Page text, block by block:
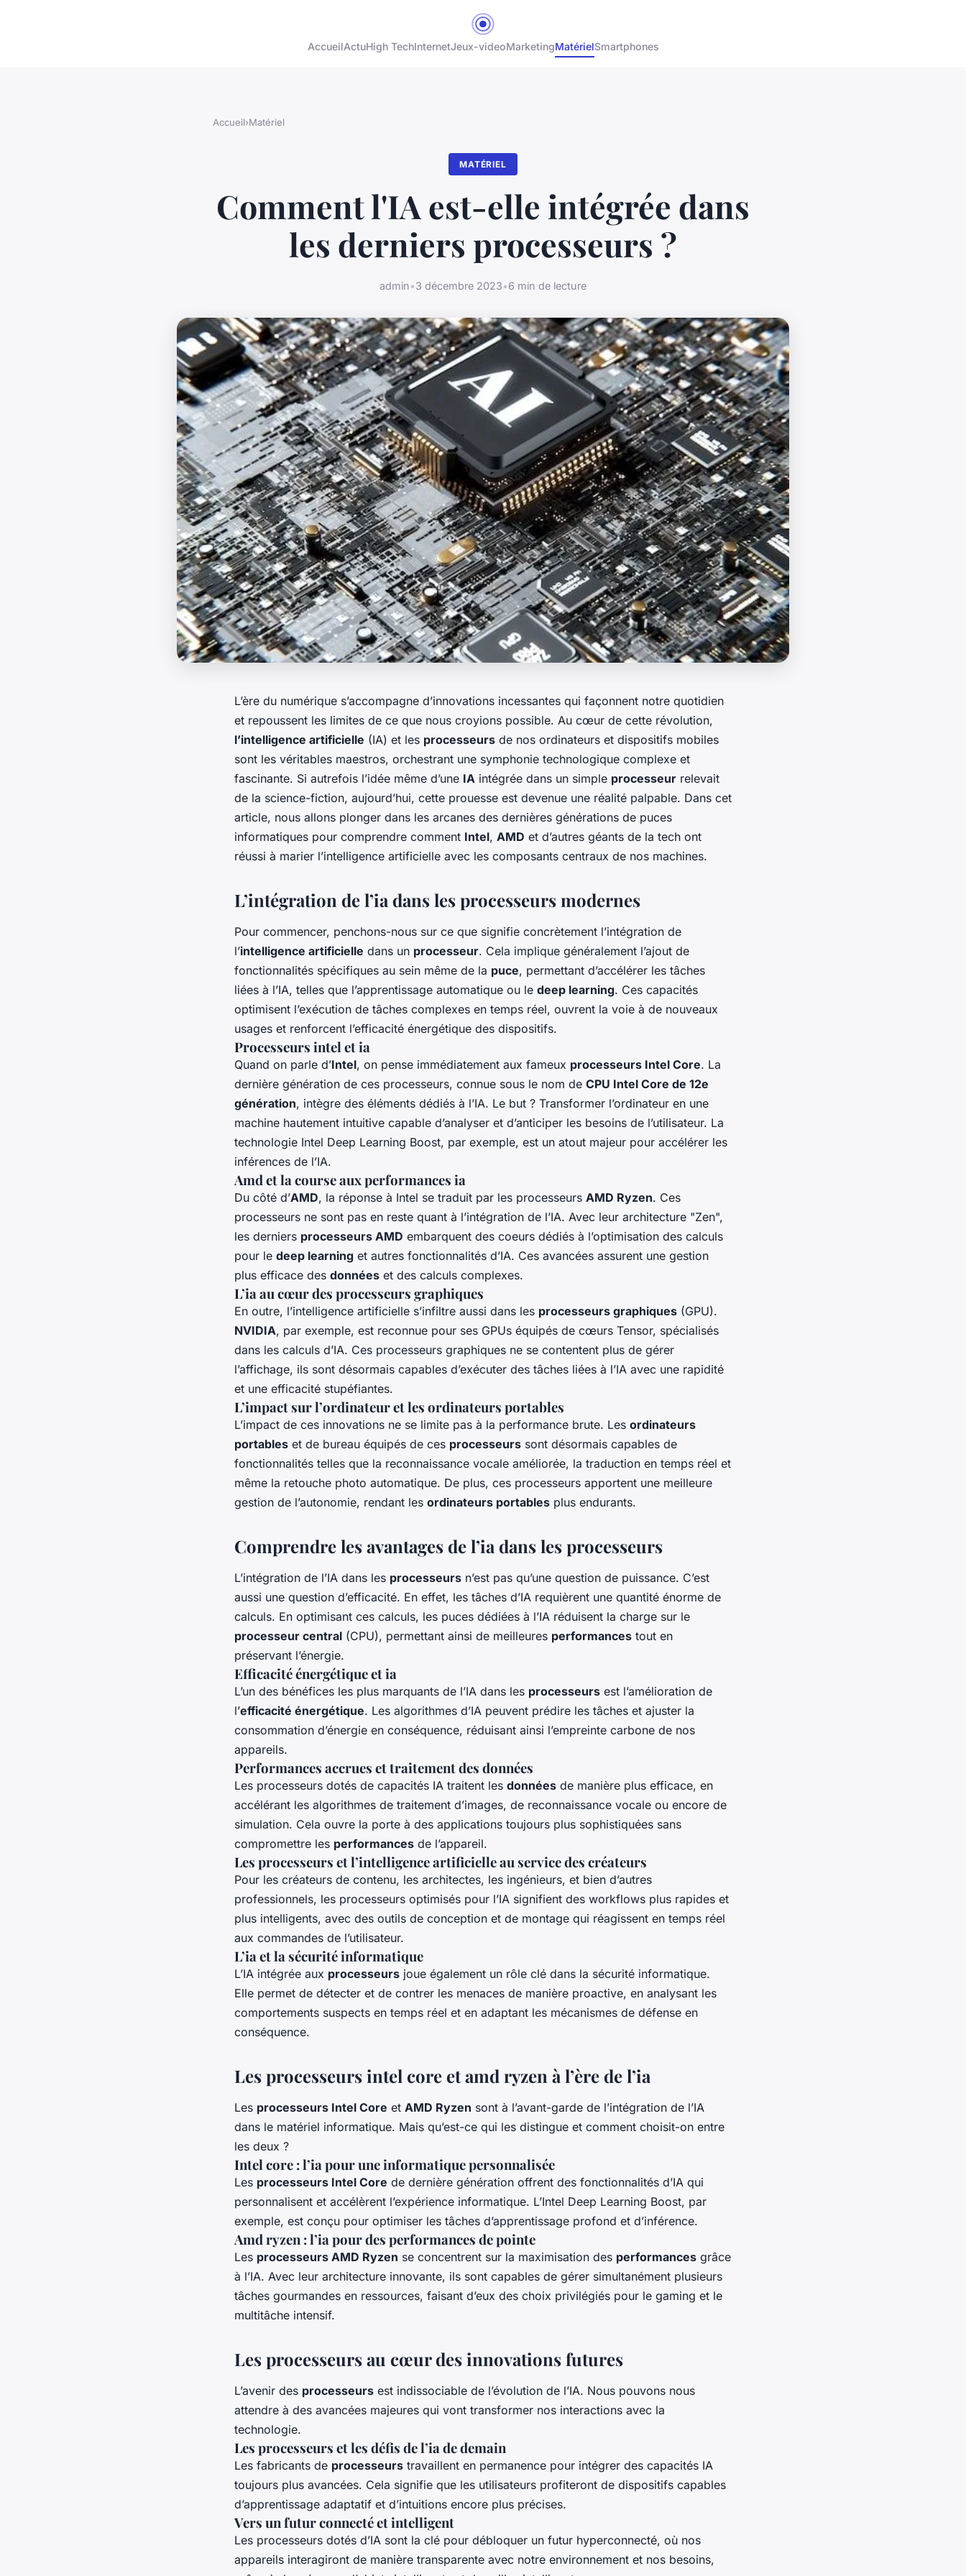
AccueilActuHigh TechInternetJeux-videoMarketingMatérielSmartphones
Accueil›Matériel
MATÉRIEL
Comment l'IA est-elle intégrée dans
les derniers processeurs ?
admin•3 décembre 2023•6 min de lecture
L’ère du numérique s’accompagne d’innovations incessantes qui façonnent notre quotidien
et repoussent les limites de ce que nous croyions possible. Au cœur de cette révolution,
l’intelligence artificielle (IA) et les processeurs de nos ordinateurs et dispositifs mobiles
sont les véritables maestros, orchestrant une symphonie technologique complexe et
fascinante. Si autrefois l’idée même d’une IA intégrée dans un simple processeur relevait
de la science-fiction, aujourd’hui, cette prouesse est devenue une réalité palpable. Dans cet
article, nous allons plonger dans les arcanes des dernières générations de puces
informatiques pour comprendre comment Intel, AMD et d’autres géants de la tech ont
réussi à marier l’intelligence artificielle avec les composants centraux de nos machines.
L’intégration de l’ia dans les processeurs modernes
Pour commencer, penchons-nous sur ce que signifie concrètement l’intégration de
l’intelligence artificielle dans un processeur. Cela implique généralement l’ajout de
fonctionnalités spécifiques au sein même de la puce, permettant d’accélérer les tâches
liées à l’IA, telles que l’apprentissage automatique ou le deep learning. Ces capacités
optimisent l’exécution de tâches complexes en temps réel, ouvrent la voie à de nouveaux
usages et renforcent l’efficacité énergétique des dispositifs.
Processeurs intel et ia
Quand on parle d’Intel, on pense immédiatement aux fameux processeurs Intel Core. La
dernière génération de ces processeurs, connue sous le nom de CPU Intel Core de 12e
génération, intègre des éléments dédiés à l’IA. Le but ? Transformer l’ordinateur en une
machine hautement intuitive capable d’analyser et d’anticiper les besoins de l’utilisateur. La
technologie Intel Deep Learning Boost, par exemple, est un atout majeur pour accélérer les
inférences de l’IA.
Amd et la course aux performances ia
Du côté d’AMD, la réponse à Intel se traduit par les processeurs AMD Ryzen. Ces
processeurs ne sont pas en reste quant à l’intégration de l’IA. Avec leur architecture "Zen",
les derniers processeurs AMD embarquent des coeurs dédiés à l’optimisation des calculs
pour le deep learning et autres fonctionnalités d’IA. Ces avancées assurent une gestion
plus efficace des données et des calculs complexes.
L’ia au cœur des processeurs graphiques
En outre, l’intelligence artificielle s’infiltre aussi dans les processeurs graphiques (GPU).
NVIDIA, par exemple, est reconnue pour ses GPUs équipés de cœurs Tensor, spécialisés
dans les calculs d’IA. Ces processeurs graphiques ne se contentent plus de gérer
l’affichage, ils sont désormais capables d’exécuter des tâches liées à l’IA avec une rapidité
et une efficacité stupéfiantes.
L’impact sur l’ordinateur et les ordinateurs portables
L’impact de ces innovations ne se limite pas à la performance brute. Les ordinateurs
portables et de bureau équipés de ces processeurs sont désormais capables de
fonctionnalités telles que la reconnaissance vocale améliorée, la traduction en temps réel et
même la retouche photo automatique. De plus, ces processeurs apportent une meilleure
gestion de l’autonomie, rendant les ordinateurs portables plus endurants.
Comprendre les avantages de l’ia dans les processeurs
L’intégration de l’IA dans les processeurs n’est pas qu’une question de puissance. C’est
aussi une question d’efficacité. En effet, les tâches d’IA requièrent une quantité énorme de
calculs. En optimisant ces calculs, les puces dédiées à l’IA réduisent la charge sur le
processeur central (CPU), permettant ainsi de meilleures performances tout en
préservant l’énergie.
Efficacité énergétique et ia
L’un des bénéfices les plus marquants de l’IA dans les processeurs est l’amélioration de
l’efficacité énergétique. Les algorithmes d’IA peuvent prédire les tâches et ajuster la
consommation d’énergie en conséquence, réduisant ainsi l’empreinte carbone de nos
appareils.
Performances accrues et traitement des données
Les processeurs dotés de capacités IA traitent les données de manière plus efficace, en
accélérant les algorithmes de traitement d’images, de reconnaissance vocale ou encore de
simulation. Cela ouvre la porte à des applications toujours plus sophistiquées sans
compromettre les performances de l’appareil.
Les processeurs et l’intelligence artificielle au service des créateurs
Pour les créateurs de contenu, les architectes, les ingénieurs, et bien d’autres
professionnels, les processeurs optimisés pour l’IA signifient des workflows plus rapides et
plus intelligents, avec des outils de conception et de montage qui réagissent en temps réel
aux commandes de l’utilisateur.
L’ia et la sécurité informatique
L’IA intégrée aux processeurs joue également un rôle clé dans la sécurité informatique.
Elle permet de détecter et de contrer les menaces de manière proactive, en analysant les
comportements suspects en temps réel et en adaptant les mécanismes de défense en
conséquence.
Les processeurs intel core et amd ryzen à l’ère de l’ia
Les processeurs Intel Core et AMD Ryzen sont à l’avant-garde de l’intégration de l’IA
dans le matériel informatique. Mais qu’est-ce qui les distingue et comment choisit-on entre
les deux ?
Intel core : l’ia pour une informatique personnalisée
Les processeurs Intel Core de dernière génération offrent des fonctionnalités d’IA qui
personnalisent et accélèrent l’expérience informatique. L’Intel Deep Learning Boost, par
exemple, est conçu pour optimiser les tâches d’apprentissage profond et d’inférence.
Amd ryzen : l’ia pour des performances de pointe
Les processeurs AMD Ryzen se concentrent sur la maximisation des performances grâce
à l’IA. Avec leur architecture innovante, ils sont capables de gérer simultanément plusieurs
tâches gourmandes en ressources, faisant d’eux des choix privilégiés pour le gaming et le
multitâche intensif.
Les processeurs au cœur des innovations futures
L’avenir des processeurs est indissociable de l’évolution de l’IA. Nous pouvons nous
attendre à des avancées majeures qui vont transformer nos interactions avec la
technologie.
Les processeurs et les défis de l’ia de demain
Les fabricants de processeurs travaillent en permanence pour intégrer des capacités IA
toujours plus avancées. Cela signifie que les utilisateurs profiteront de dispositifs capables
d’apprentissage adaptatif et d’intuitions encore plus précises.
Vers un futur connecté et intelligent
Les processeurs dotés d’IA sont la clé pour débloquer un futur hyperconnecté, où nos
appareils interagiront de manière transparente avec notre environnement et nos besoins,